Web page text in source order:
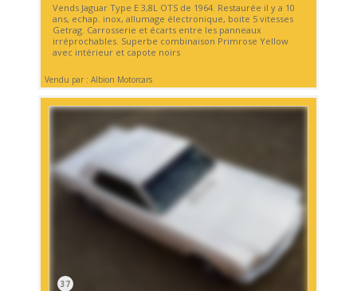
Vends Jaguar Type E 3,8L OTS de 1964. Restaurée il y a 10
ans, echap. inox, allumage électronique, boite 5 vitesses
Getrag. Carrosserie et écarts entre les panneaux
irréprochables. Superbe combinaison Primrose Yellow
avec intérieur et capote noirs
Vendu par : Albion Motorcars
37